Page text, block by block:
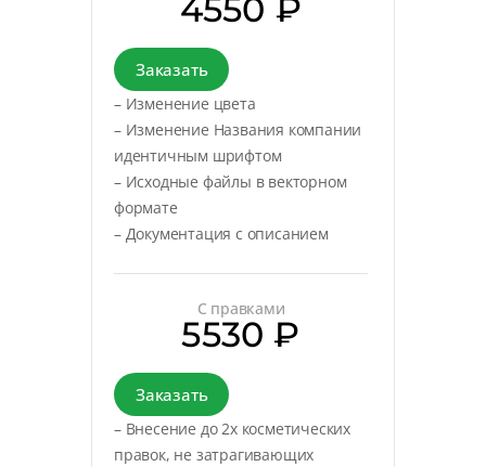
4550 ₽
Заказать
– Изменение цвета
– Изменение Названия компании
идентичным шрифтом
– Исходные файлы в векторном
формате
– Документация с описанием
С правками
5530 ₽
Заказать
– Внесение до 2х косметических
правок, не затрагивающих